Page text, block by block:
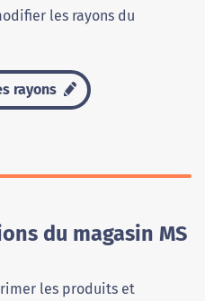
les rayons du
rayons
du magasin MS
les produits et